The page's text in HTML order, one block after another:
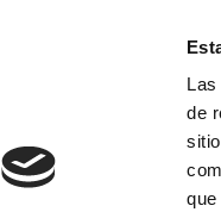
de
Servicios